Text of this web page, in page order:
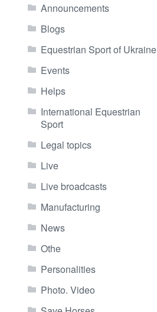
Announcements
Blogs
Equestrian Sport of Ukraine
Events
Helps
International Equestrian
Sport
Legal topics
Live
Live broadcasts
Manufacturing
News
Othe
Personalities
Photo. Video